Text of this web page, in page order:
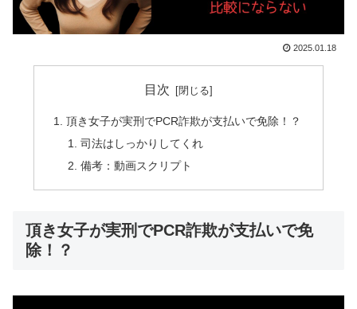
2025.01.18
目次
頂き女子が実刑でPCR詐欺が支払いで免除！？
司法はしっかりしてくれ
備考：動画スクリプト
頂き女子が実刑でPCR詐欺が支払いで免
除！？